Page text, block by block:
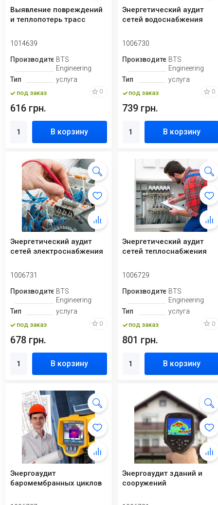
Выявление повреждений
и теплопотерь трасс
1014639
ПроизводительBTS
Engineering
Тип
услуга
под заказ 0
616 грн.
В корзину
Энергетический аудит
сетей водоснабжения
1006730
ПроизводительBTS
Engineering
Тип
услуга
под заказ 0
739 грн.
В корзину
Энергетический аудит
сетей электроснабжения
1006731
ПроизводительBTS
Engineering
Тип
услуга
под заказ 0
678 грн.
В корзину
Энергетический аудит
сетей теплоснабжения
1006729
ПроизводительBTS
Engineering
Тип
услуга
под заказ 0
801 грн.
В корзину
Энергоаудит
баромембранных циклов
Энергоаудит зданий и
сооружений